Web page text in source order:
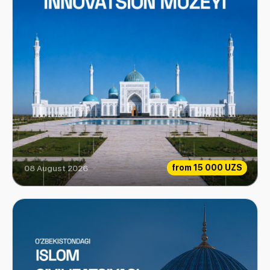
from 15 000 UZS
Imam Bukhari Innovation Museum
08 August 2026